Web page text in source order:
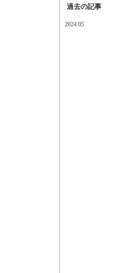
過去の記事
2024 05